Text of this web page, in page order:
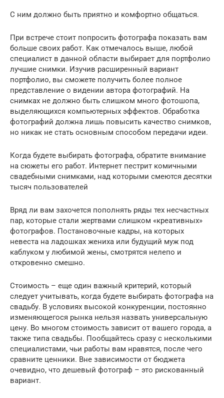
С ним должно быть приятно и комфортно общаться.
При встрече стоит попросить фотографа показать вам
больше своих работ. Как отмечалось выше, любой
специалист в данной области выбирает для портфолио
лучшие снимки. Изучив расширенный вариант
портфолио, вы сможете получить более полное
представление о видении автора фотографий. На
снимках не должно быть слишком много фотошопа,
выделяющихся компьютерных эффектов. Обработка
фотографий должна лишь повысить качество снимков,
но никак не стать основным способом передачи идеи.
Когда будете выбирать фотографа, обратите внимание
на сюжеты его работ. Интернет пестрит комичными
свадебными снимками, над которыми смеются десятки
тысяч пользователей
Вряд ли вам захочется пополнять ряды тех несчастных
пар, которые стали жертвами слишком «креативных»
фотографов. Постановочные кадры, на которых
невеста на ладошках жениха или будущий муж под
каблуком у любимой жены, смотрятся нелепо и
откровенно смешно.
Стоимость – еще один важный критерий, который
следует учитывать, когда будете выбирать фотографа на
свадьбу. В условиях высокой конкуренции, постоянно
изменяющегося рынка нельзя назвать универсальную
цену. Во многом стоимость зависит от вашего города, а
также типа свадьбы. Пообщайтесь сразу с несколькими
специалистами, чьи работы вам нравятся, после чего
сравните ценники. Вне зависимости от бюджета
очевидно, что дешевый фотограф – это рискованный
вариант.